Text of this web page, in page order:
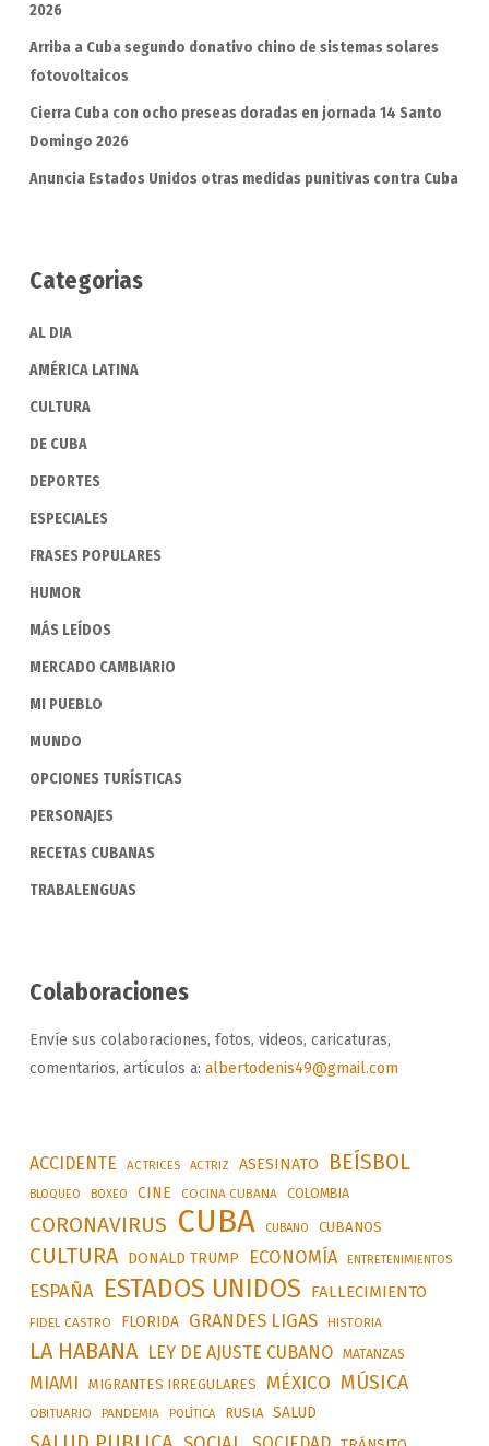
2026
Arriba a Cuba segundo donativo chino de sistemas solares
fotovoltaicos
Cierra Cuba con ocho preseas doradas en jornada 14 Santo
Domingo 2026
Anuncia Estados Unidos otras medidas punitivas contra Cuba
Categorias
AL DIA
AMÉRICA LATINA
CULTURA
DE CUBA
DEPORTES
ESPECIALES
FRASES POPULARES
HUMOR
MÁS LEÍDOS
MERCADO CAMBIARIO
MI PUEBLO
MUNDO
OPCIONES TURÍSTICAS
PERSONAJES
RECETAS CUBANAS
TRABALENGUAS
Colaboraciones
Envíe sus colaboraciones, fotos, videos, caricaturas,
comentarios, artículos a: albertodenis49@gmail.com
ACCIDENTE ACTRICES ACTRIZ ASESINATO BEÍSBOL
BLOQUEO BOXEO CINE COCINA CUBANA COLOMBIA
CORONAVIRUS CUBA CUBANO CUBANOS
CULTURA DONALD TRUMP ECONOMÍA ENTRETENIMIENTOS
ESPAÑA ESTADOS UNIDOS FALLECIMIENTO
FIDEL CASTRO FLORIDA GRANDES LIGAS HISTORIA
LA HABANA LEY DE AJUSTE CUBANO MATANZAS
MIAMI MIGRANTES IRREGULARES MÉXICO MÚSICA
OBITUARIO PANDEMIA POLÍTICA RUSIA SALUD